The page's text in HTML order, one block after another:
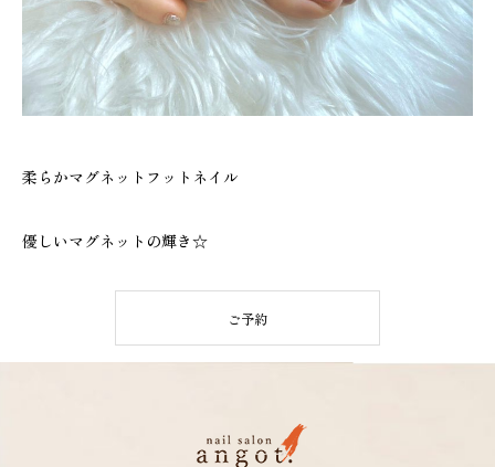
柔らかマグネットフットネイル
優しいマグネットの輝き☆
ご予約